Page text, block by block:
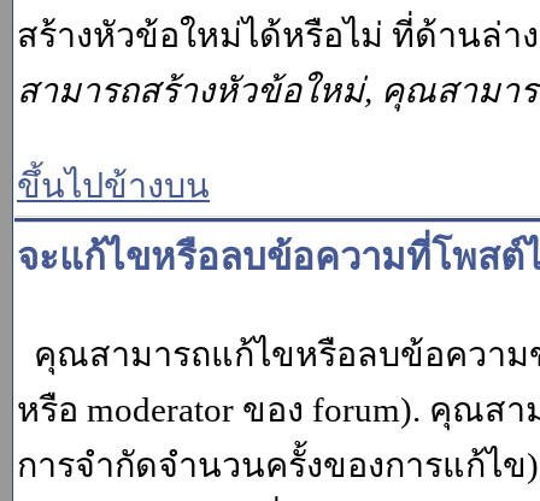
สร้างหัวข้อใหม่ได้หรือไม่ ที่ด้านล่
สามารถสร้างหัวข้อใหม่, คุณสามา
ขึ้นไปข้างบน
จะแก้ไขหรือลบข้อความที่โพสต์
คุณสามารถแก้ไขหรือลบข้อความ
หรือ moderator ของ forum). คุณส
การจำกัดจำนวนครั้งของการแก้ไ